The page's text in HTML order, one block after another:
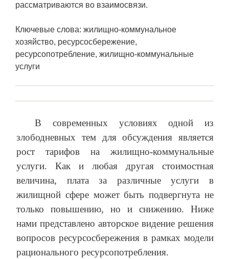
рассматриваются во взаимосвязи.
Ключевые слова: жилищно-коммунальное
хозяйство, ресурсосбережение,
ресурсопотребление, жилищно-коммунальные
услуги
В современных условиях одной из
злободневных тем для обсуждения является
рост тарифов на жилищно-коммунальные
услуги. Как и любая другая стоимостная
величина, плата за различные услуги в
жилищной сфере может быть подвергнута не
только повышению, но и снижению. Ниже
нами представлено авторское видение решения
вопросов ресурсосбережения в рамках модели
рационального ресурсопотребления.